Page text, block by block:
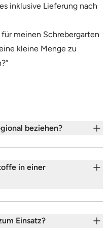
inklusive Lieferung nach
meinen Schrebergarten
kleine Menge zu
beziehen?
in einer
Einsatz?